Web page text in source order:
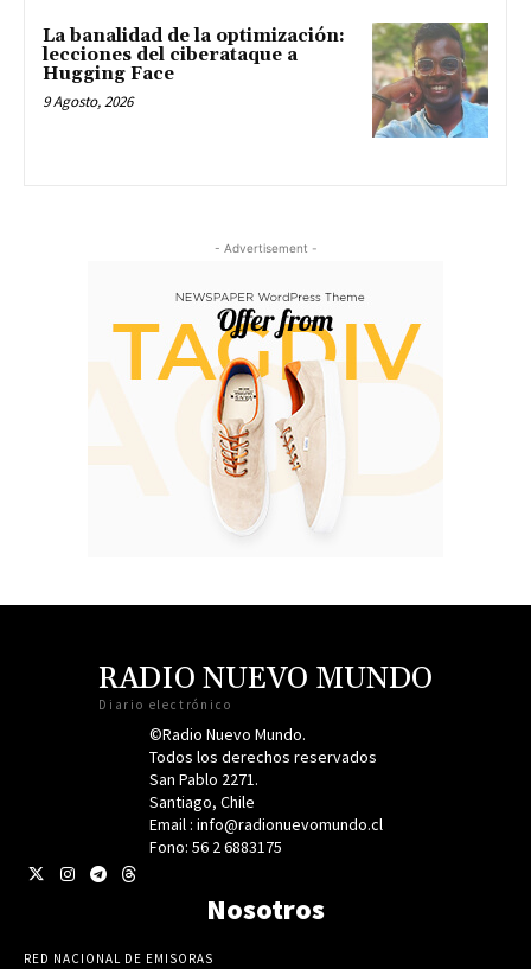
La banalidad de la optimización:
lecciones del ciberataque a
Hugging Face
9 Agosto, 2026
- Advertisement -
RADIO NUEVO MUNDO
Diario electrónico
©Radio Nuevo Mundo.
Todos los derechos reservados
San Pablo 2271.
Santiago, Chile
Email : info@radionuevomundo.cl
Fono: 56 2 6883175
Nosotros
RED NACIONAL DE EMISORAS